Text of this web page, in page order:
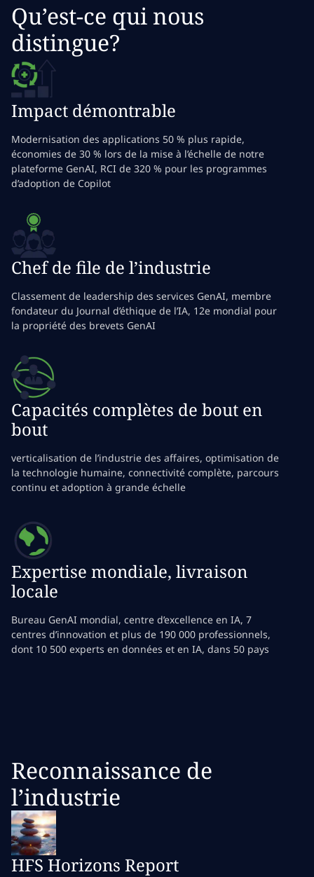
Qu’est-ce qui nous
distingue?
Impact démontrable
Modernisation des applications 50 % plus rapide,
économies de 30 % lors de la mise à l’échelle de notre
plateforme GenAI, RCI de 320 % pour les programmes
d’adoption de Copilot
Chef de file de l’industrie
Classement de leadership des services GenAI, membre
fondateur du Journal d’éthique de l’IA, 12e mondial pour
la propriété des brevets GenAI
Capacités complètes de bout en
bout
verticalisation de l’industrie des affaires, optimisation de
la technologie humaine, connectivité complète, parcours
continu et adoption à grande échelle
Expertise mondiale, livraison
locale
Bureau GenAI mondial, centre d’excellence en IA, 7
centres d’innovation et plus de 190 000 professionnels,
dont 10 500 experts en données et en IA, dans 50 pays
Reconnaissance de
l’industrie
HFS Horizons Report